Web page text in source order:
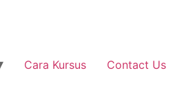
Cara Kursus Contact Us